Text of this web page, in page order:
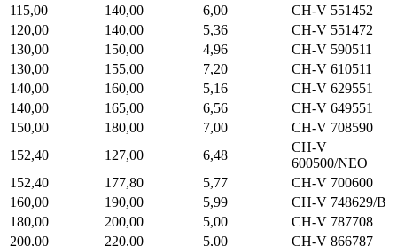
115,00
140,00 6,00
CH-V 551452
120,00
140,00 5,36
CH-V 551472
130,00
150,00 4,96
CH-V 590511
130,00
155,00 7,20
CH-V 610511
140,00
160,00 5,16
CH-V 629551
140,00
165,00 6,56
CH-V 649551
150,00
180,00 7,00
CH-V 708590
152,40
127,00 6,48
CH-V
600500/NEO
152,40
177,80 5,77
CH-V 700600
160,00
190,00 5,99
CH-V 748629/B
180,00
200,00 5,00
CH-V 787708
200,00
220,00 5,00
CH-V 866787